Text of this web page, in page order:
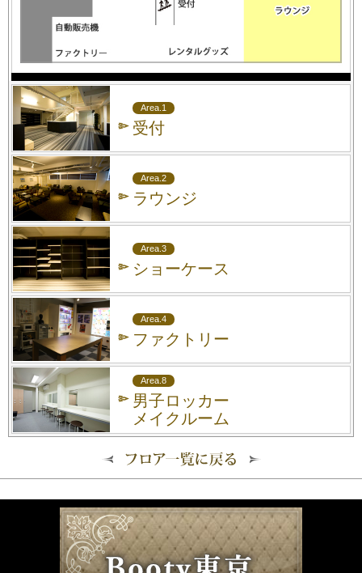
Area.1
受付
Area.2
ラウンジ
Area.3
ショーケース
Area.4
ファクトリー
Area.8
男子ロッカー
メイクルーム